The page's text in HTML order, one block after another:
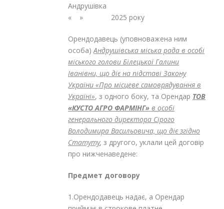
« » 2025 року
Орендодавець (уповноважена ним
особа)Андрушівська міська рада в особі
міського голови Білецької Галини
Іванівни, що діє на підставі Закону
України «Про місцеве самоврядування в
Україні», з одного боку, та Орендар ТОВ
«КУСТО АГРО ФАРМІНГ» в особі
генерального директора Сірого
Володимира Васильовича, що діє згідно
Статуту, з другого, уклали цей договір
про нижченаведене:
Предмет договору
1.Орендодавець надає, а Орендар